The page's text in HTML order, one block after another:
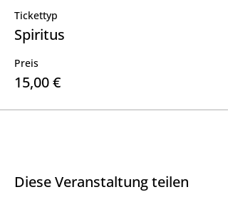
Tickettyp
Spiritus
Preis
15,00 €
Diese Veranstaltung teilen